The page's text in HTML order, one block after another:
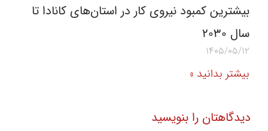
بیشترین کمبود نیروی کار در استان‌های کانادا تا
سال ۲۰۳۰
1405/05/12
بیشتر بدانید »
دیدگاهتان را بنویسید